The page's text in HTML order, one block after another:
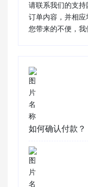
请联系我们的支
订单内容，并相
您带来的不便，我
如何确认付款？